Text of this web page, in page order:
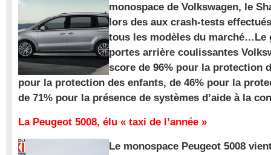
monospace de Volkswagen, le
lors des aux crash-tests
tous les modèles du marché…Le
portes arrière coulissantes
score de 96% pour la protection
pour la protection des enfants, de 46% pour la
de 71% pour la présence de systèmes d’aide à la
La Peugeot 5008, élu « taxi de l’année »
Le monospace Peugeot 5008